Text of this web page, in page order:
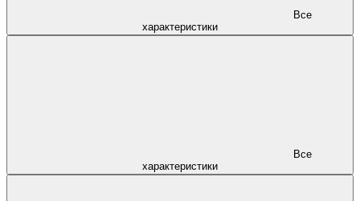
характеристики
характеристики